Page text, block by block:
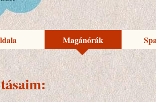
Magánórák